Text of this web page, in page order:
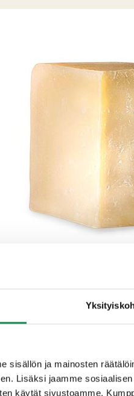
sisällön ja mainosten
Lisäksi jaamme
käytät sivustoamme.